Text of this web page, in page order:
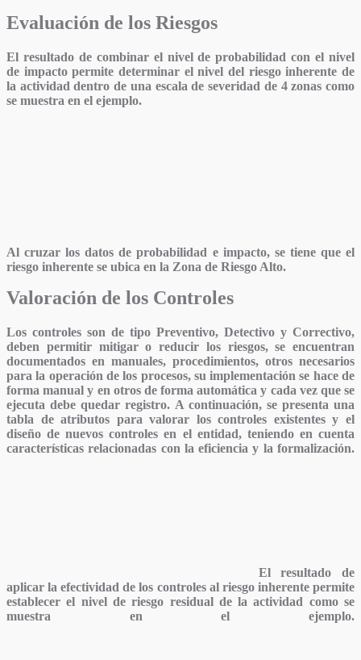
Evaluación de los Riesgos
El resultado de combinar el nivel de probabilidad con el nivel
de impacto permite determinar elnivel del riesgo inherente de
la actividad dentro de una escala de severidad de 4 zonas como
se muestra en el ejemplo.
Al cruzar los datos de probabilidad e impacto, se tiene que el
riesgo inherente se ubica en la Zona de Riesgo Alto.
Valoración de los Controles
Los controles son de tipo Preventivo, Detectivo y Correctivo,
deben permitir mitigar o reducir los riesgos, se encuentran
documentados en manuales, procedimientos, otros necesarios
para la operación de los procesos, su implementación se hace de
forma manual y en otros de forma automática y cada vez que se
ejecuta debe quedar registro. A continuación, se presenta una
tabla de atributos para valorar los controles existentes y el
diseño de nuevos controles en el entidad, teniendo en cuenta
características relacionadas con la eficiencia y la formalización.
El resultado de
aplicar la efectividad de los controles al riesgo inherente permite
establecer el nivel de riesgo residual de la actividad como se
muestra en el ejemplo.